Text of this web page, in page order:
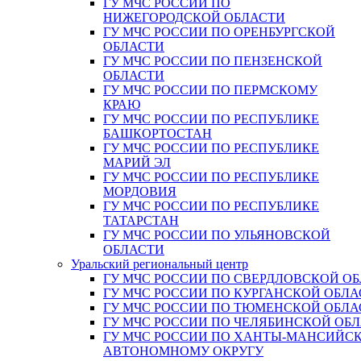
ГУ МЧС РОССИИ ПО
НИЖЕГОРОДСКОЙ ОБЛАСТИ
ГУ МЧС РОССИИ ПО ОРЕНБУРГСКОЙ
ОБЛАСТИ
ГУ МЧС РОССИИ ПО ПЕНЗЕНСКОЙ
ОБЛАСТИ
ГУ МЧС РОССИИ ПО ПЕРМСКОМУ
КРАЮ
ГУ МЧС РОССИИ ПО РЕСПУБЛИКЕ
БАШКОРТОСТАН
ГУ МЧС РОССИИ ПО РЕСПУБЛИКЕ
МАРИЙ ЭЛ
ГУ МЧС РОССИИ ПО РЕСПУБЛИКЕ
МОРДОВИЯ
ГУ МЧС РОССИИ ПО РЕСПУБЛИКЕ
ТАТАРСТАН
ГУ МЧС РОССИИ ПО УЛЬЯНОВСКОЙ
ОБЛАСТИ
Уральский региональный центр
ГУ МЧС РОССИИ ПО СВЕРДЛОВСКОЙ
ГУ МЧС РОССИИ ПО КУРГАНСКОЙ
ГУ МЧС РОССИИ ПО ТЮМЕНСКОЙ
ГУ МЧС РОССИИ ПО ЧЕЛЯБИНСКОЙ
ГУ МЧС РОССИИ ПО ХАНТЫ-
АВТОНОМНОМУ ОКРУГУ